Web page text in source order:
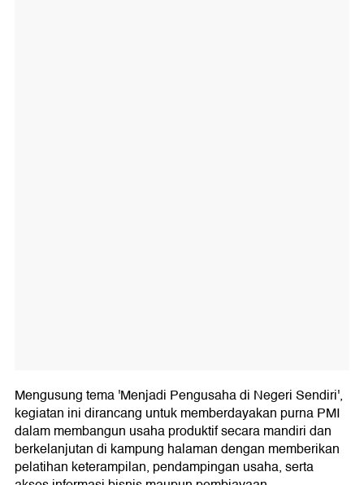
Mengusung tema 'Menjadi Pengusaha di Negeri Sendiri',
kegiatan ini dirancang untuk memberdayakan purna PMI
dalam membangun usaha produktif secara mandiri dan
berkelanjutan di kampung halaman dengan memberikan
pelatihan keterampilan, pendampingan usaha, serta